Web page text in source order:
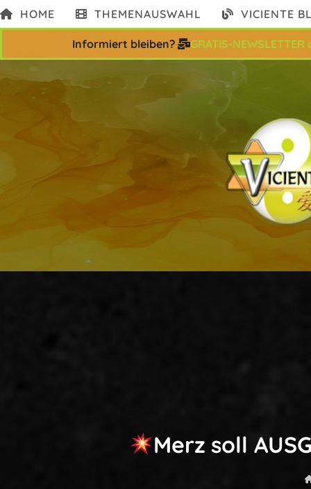
Zum
Inhalt
HOME THEMENAUSWAHL VICIENTE
Merz soll
Informiert bleiben? GRATIS-